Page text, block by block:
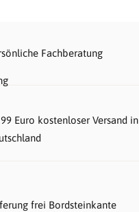
Fachberatung
Euro kostenloser Versand in
frei Bordsteinkante